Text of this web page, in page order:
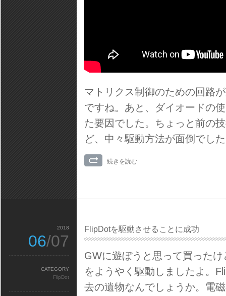
マトリクス制御のための回路
ですね。あと、ダイオードの
た要因でした。ちょっと前の
ど、中々駆動方法が面倒でし
続きを読む
FlipDotを駆動させることに成功
GWに遊ぼうと思って買った
をようやく駆動しましたよ。
去の遺物なんでしょうか。電
2018
06/07
CATEGORY
FlipDot